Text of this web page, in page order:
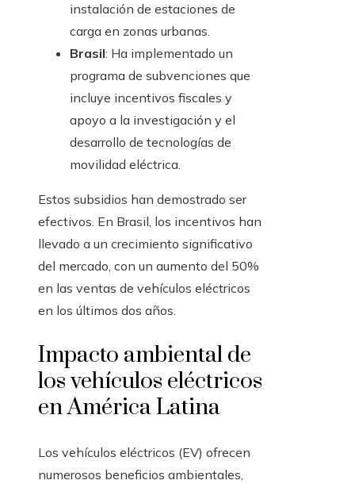
instalación de estaciones de
carga en zonas urbanas.
Brasil: Ha implementado un
programa de subvenciones que
incluye incentivos fiscales y
apoyo a la investigación y el
desarrollo de tecnologías de
movilidad eléctrica.
Estos subsidios han demostrado ser
efectivos. En Brasil, los incentivos han
llevado a un crecimiento significativo
del mercado, con un aumento del 50%
en las ventas de vehículos eléctricos
en los últimos dos años.
Impacto ambiental de
los vehículos eléctricos
en América Latina
Los vehículos eléctricos (EV) ofrecen
numerosos beneficios ambientales,